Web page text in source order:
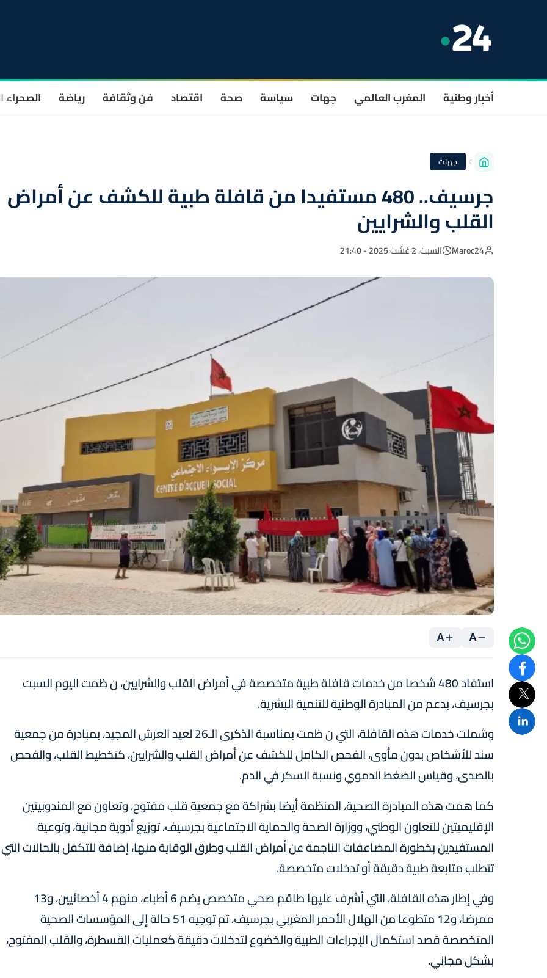
أخبار وطنية المغرب العالمي جهات سياسة صحة اقتصاد فن وثقافة رياضة الصحراء
جهات
جرسيف.. 480 مستفيدا من قافلة طبية للكشف عن أمراض
القلب والشرايين
Maroc24 السبت، 2 غشت 2025 - 21:40
A
A
استفاد 480 شخصا من خدمات قافلة طبية متخصصة في أمراض القلب والشرايين، ن ظمت اليوم السبت
بجرسيف، بدعم من المبادرة الوطنية للتنمية البشرية.
وشملت خدمات هذه القافلة، التي ن ظمت بمناسبة الذكرى الـ26 لعيد العرش المجيد، بمبادرة من جمعية
سند للأشخاص بدون مأوى، الفحص الكامل للكشف عن أمراض القلب والشرايين، كتخطيط القلب، والفحص
بالصدى، وقياس الضغط الدموي ونسبة السكر في الدم.
كما همت هذه المبادرة الصحية، المنظمة أيضا بشراكة مع جمعية قلب مفتوح، وتعاون مع المندوبيتين
الإقليميتين للتعاون الوطني، ووزارة الصحة والحماية الاجتماعية بجرسيف، توزيع أدوية مجانية، وتوعية
المستفيدين بخطورة المضاعفات الناجمة عن أمراض القلب وطرق الوقاية منها، إضافة للتكفل بالحالات التي
تتطلب متابعة طبية دقيقة أو تدخلات متخصصة.
وفي إطار هذه القافلة، التي أشرف عليها طاقم صحي متخصص يضم 6 أطباء، منهم 4 أخصائيين، و13
ممرضا، و12 متطوعا من الهلال الأحمر المغربي بجرسيف، تم توجيه 51 حالة إلى المؤسسات الصحية
المتخصصة قصد استكمال الإجراءات الطبية والخضوع لتدخلات دقيقة كعمليات القسطرة، والقلب المفتوح،
بشكل مجاني.